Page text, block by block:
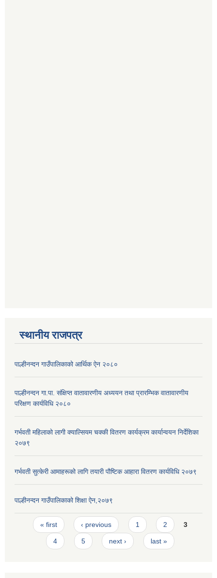
स्थानीय राजपत्र
पाल्हीनन्दन गाउँपालिकाको आर्थिक ऐन २०८०
पाल्हीनन्दन गा.पा. संक्षिप्त वातावारणीय अध्ययन तथा प्रारम्भिक वातावारणीय
परिक्षण कार्यविधि २०८०
गर्भवती महिलाको लागी क्याल्सियम चक्की वितरण कार्यक्रम कार्यान्वयन निर्देशिका
२०७९
गर्भवती सुत्केरी आमाहरूको लागि तयारी पौष्टिक आहारा वितरण कार्यविधि २०७९
पाल्हीनन्दन गाउँपालिकाको शिक्षा ऐन,२०७९
Pages
« first ‹ previous 1 2 3
4 5 next › last »